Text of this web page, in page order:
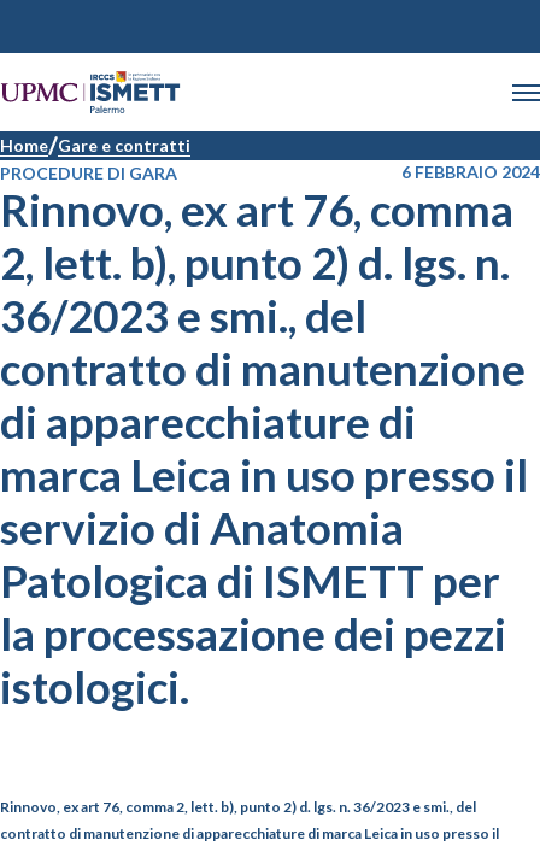
Home Gare e contratti
PROCEDURE DI GARA
6 FEBBRAIO 2024
Rinnovo, ex art 76, comma
2, lett. b), punto 2) d. lgs. n.
36/2023 e smi., del
contratto di manutenzione
di apparecchiature di
marca Leica in uso presso il
servizio di Anatomia
Patologica di ISMETT per
la processazione dei pezzi
istologici.
Rinnovo, ex art 76, comma 2, lett. b), punto 2) d. lgs. n. 36/2023 e smi., del
contratto di manutenzione di apparecchiature di marca Leica in uso presso il